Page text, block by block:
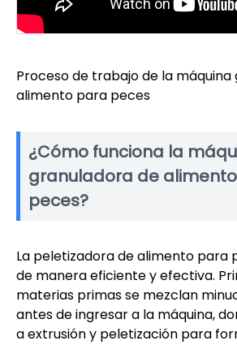
Proceso de trabajo de la
alimento para peces
¿Cómo funciona la
granuladora de
peces?
La peletizadora de alimento para
de manera eficiente y efectiva.
materias primas se mezclan
antes de ingresar a la máquina,
a extrusión y peletización para